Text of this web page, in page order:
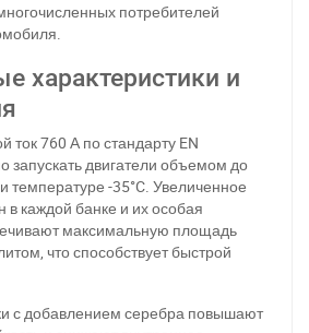
потребителей
характеристики и
ток 760 А по стандарту EN
запускать двигатели объемом до
температуре -35°C. Увеличенное
в каждой банке и их особая
максимальную площадь
что способствует быстрой
с добавлением серебра повышают